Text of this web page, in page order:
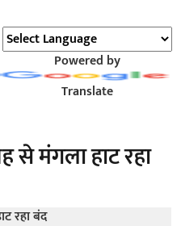
Powered by
Translate
से मंगला हाट रहा